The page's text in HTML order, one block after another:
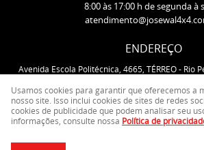
8:00 às 17:00 h de segunda à
ENDEREÇO
Avenida Escola Politécnica, 4665, TÉRREO- Rio
LOJA VIRTUAL CRIADA POR
Usamos cookies para garantir que oferecemos a
nosso site. Isso inclui cookies de sites de redes
cookies de publicidade que podem analisar seu
informações, consulte nossa Política de